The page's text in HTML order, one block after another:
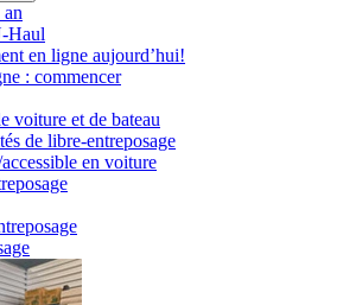
Haul
en ligne aujourd’hui!
: commencer
voiture et de bateau
de libre-entreposage
en voiture